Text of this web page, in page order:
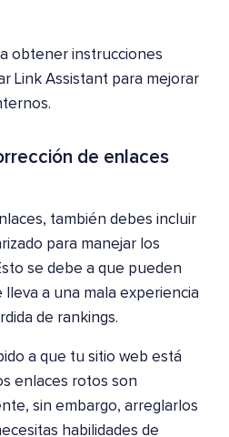
obtener instrucciones
Link Assistant para mejorar
de enlaces
también debes incluir
para manejar los
se debe a que pueden
a una mala experiencia
de rankings.
a que tu sitio web está
enlaces rotos son
sin embargo, arreglarlos
habilidades de